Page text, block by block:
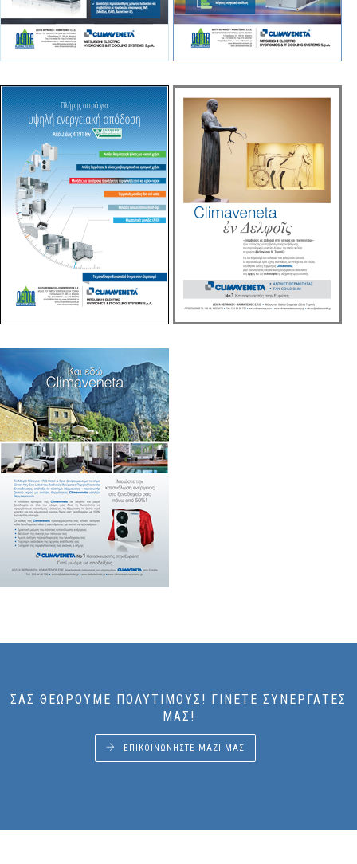
ΣΑΣ ΘΕΩΡΟΎΜΕ ΠΟΛΎΤΙΜΟΥΣ! ΓΊΝΕΤΕ ΣΥΝΕΡΓΆΤΕΣ
ΜΑΣ!
ΕΠΙΚΟΙΝΩΝΉΣΤΕ ΜΑΖΊ ΜΑΣ